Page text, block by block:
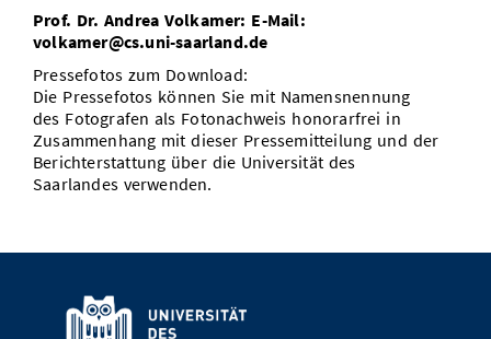
Prof. Dr. Andrea Volkamer: E-Mail:
volkamer@cs.uni-saarland.de
Pressefotos zum Download:
Die Pressefotos können Sie mit Namensnennung
des Fotografen als Fotonachweis honorarfrei in
Zusammenhang mit dieser Pressemitteilung und der
Berichterstattung über die Universität des
Saarlandes verwenden.